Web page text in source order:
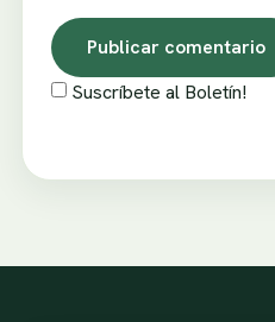
Suscríbete al Boletín!